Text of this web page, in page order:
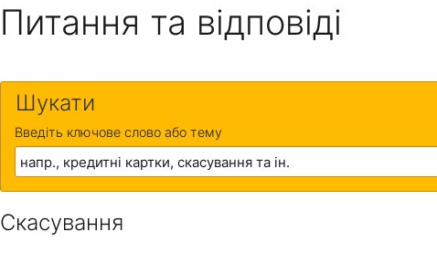
Питання та відповіді
Шукати
Введіть ключове слово або тему
Скасування